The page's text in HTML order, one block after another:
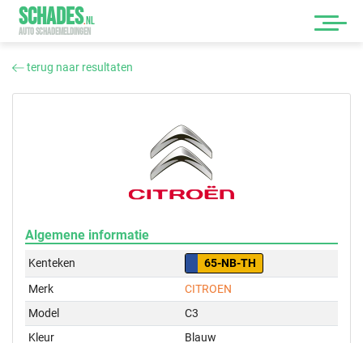
SCHADES.NL
AUTO SCHADEMELDINGEN
terug naar resultaten
Algemene informatie
Kenteken
65-NB-TH
Merk
CITROEN
Model
C3
Kleur
Blauw